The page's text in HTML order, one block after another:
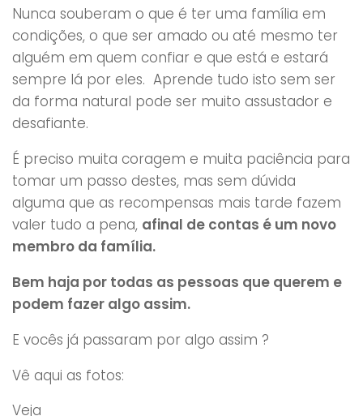
Nunca souberam o que é ter uma família em
condições, o que ser amado ou até mesmo ter
alguém em quem confiar e que está e estará
sempre lá por eles. Aprende tudo isto sem ser
da forma natural pode ser muito assustador e
desafiante.
É preciso muita coragem e muita paciência para
tomar um passo destes, mas sem dúvida
alguma que as recompensas mais tarde fazem
valer tudo a pena, afinal de contas é um novo
membro da família.
Bem haja por todas as pessoas que querem e
podem fazer algo assim.
E vocês já passaram por algo assim ?
Vê aqui as fotos:
Veja